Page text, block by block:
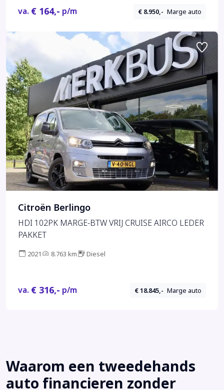
va. € 164,- p/m € 8.950,- Marge auto
Citroën Berlingo
HDI 102PK MARGE-BTW VRIJ CRUISE AIRCO LEDER
PAKKET
2021 8.763 km Diesel
va. € 316,- p/m € 18.845,- Marge auto
Waarom een tweedehands
auto financieren zonder